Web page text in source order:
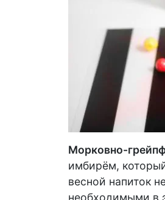
Морковно-
имбирём,
весной напиток
необходимыми в